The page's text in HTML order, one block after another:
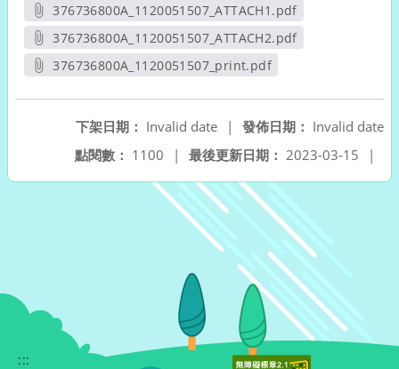
376736800A_1120051507_ATTACH1.pdf
另開新視窗
376736800A_1120051507_ATTACH2.pdf
另開新視窗
376736800A_1120051507_print.pdf
發佈日期： Invalid date
下架日期： Invalid date
|
最後更新日期： 2023-03-15 |
點閱數： 1100 |
:::